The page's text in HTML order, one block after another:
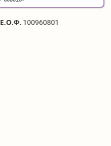
Ε.Ο.Φ. 100960801